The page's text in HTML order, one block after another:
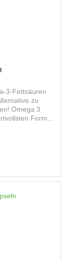
3-Fettsäuren
zu
Omega 3
Form...